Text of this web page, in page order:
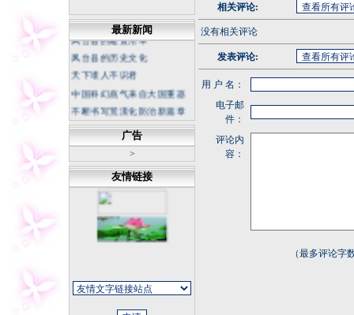
最新新闻
悠草
凤台县的建置沿革
凤台县的历史文化
天下谁人不识君
中国科幻底气来自大国重器
不断书写荒漠化防治新篇章
坚持正确的思想理念 传承中
冬日天寒，我从不怀疑春天
的花朵
今夜
同学老照片
福寿康宁
微信记录怎样才能成为证据
广告
>
友情链接
相关评论:
没有相关评论
发表评论:
用 户 名：
电子邮
件：
评论内
容：
（最多评论字